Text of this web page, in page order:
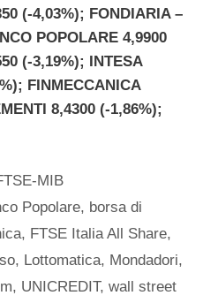
(-4,03%); FONDIARIA –
POPOLARE 4,9900
(-3,19%); INTESA
FINMECCANICA
8,4300 (-1,86%);
MIB
Popolare, borsa di
, FTSE Italia All Share,
, Lottomatica, Mondadori,
, UNICREDIT, wall street